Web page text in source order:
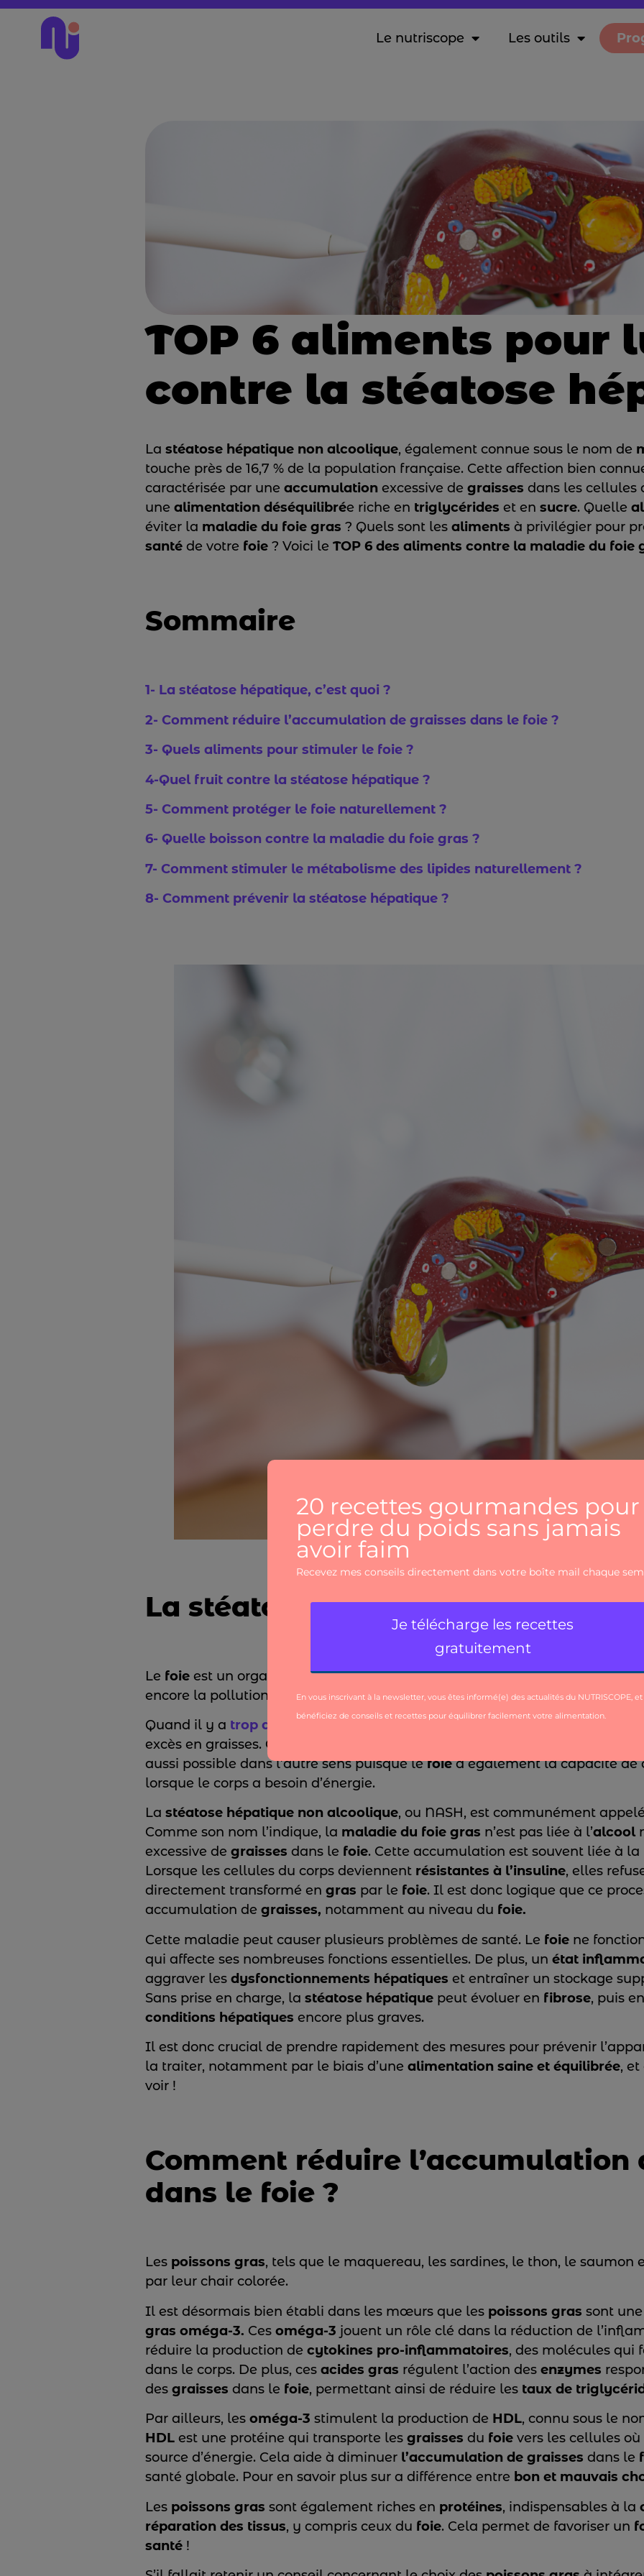
Le nutriscope Les outils
TOP 6 aliments pour
contre la stéatose
La stéatose hépatique non alcoolique, également connue sous le nom de
touche près de 16,7 % de la population française. Cette affection bien
caractérisée par une accumulation excessive de graisses dans les cellules
une alimentation déséquilibrée riche en triglycérides et en sucre. Quelle
éviter la maladie du foie gras ? Quels sont les aliments à privilégier pour
santé de votre foie ? Voici le TOP 6 des aliments contre la maladie du foie
Sommaire
1- La stéatose hépatique, c’est quoi ?
2- Comment réduire l’accumulation de graisses dans le foie ?
3- Quels aliments pour stimuler le foie ?
4-Quel fruit contre la stéatose hépatique ?
5- Comment protéger le foie naturellement ?
6- Quelle boisson contre la maladie du foie gras ?
7- Comment stimuler le métabolisme des lipides naturellement ?
8- Comment prévenir la stéatose hépatique ?
La stéatose hépatique, c’est quoi
Le foie est un organe essentiel qui joue un rôle crucial dans lagestion des
encore la pollution), des médicaments, et des métabolismes du sucre et
Quand il y a trop de sucre dans le sang
par rapport aux besoins des
excès en graisses. Cela peut entraîner une augmentation de la masse
aussi possible dans l’autre sens puisque lefoiea également la capacité de
lorsque le corps a besoin d’énergie.
La stéatose hépatique non alcoolique, ou NASH, est communément
Comme son nom l’indique, la maladie du foie gras n’est pas liée à l’alcool
excessive de graisses dans le foie. Cette accumulation est souvent liée à la
Lorsque les cellules du corps deviennent résistantes à l’insuline, elles
directement transformé en gras par le foie. Il est donc logique que ce
accumulation de graisses, notamment au niveau du foie.
Cette maladie peut causer plusieurs problèmes de santé. Le foie ne
qui affecte ses nombreuses fonctions essentielles. De plus, un état
aggraver les dysfonctionnements hépatiques et entraîner un stockage
Sans prise en charge, la stéatose hépatique peut évoluer en fibrose, puis
conditions hépatiques encore plus graves.
Il est donc crucial de prendre rapidement des mesures pour prévenir
la traiter, notamment par le biais d’une alimentation saine et équilibrée, et
voir !
Comment réduire l’accumulation
dans le foie ?
Les poissons gras, tels que le maquereau, les sardines, le thon, le saumon
par leur chair colorée.
Il est désormais bien établi dans les mœurs que les poissons gras sont
gras oméga-3. Ces oméga-3 jouent un rôle clé dans la réduction de
réduire la production de cytokines pro-inflammatoires, des molécules qui
dans le corps. De plus, ces acides gras régulent l’action des enzymes
des graisses dans le foie, permettant ainsi de réduire les taux de
Par ailleurs, les oméga-3 stimulent la production de HDL, connu sous le
HDL est une protéine qui transporte les graisses du foie vers les cellules
source d’énergie. Cela aide à diminuer l’accumulation de graisses dans le
santé globale. Pour en savoir plus sur a différence entre bon et mauvais
Les poissons gras sont également riches en protéines, indispensables à la
réparation des tissus, y compris ceux du foie. Cela permet de favoriser un
santé !